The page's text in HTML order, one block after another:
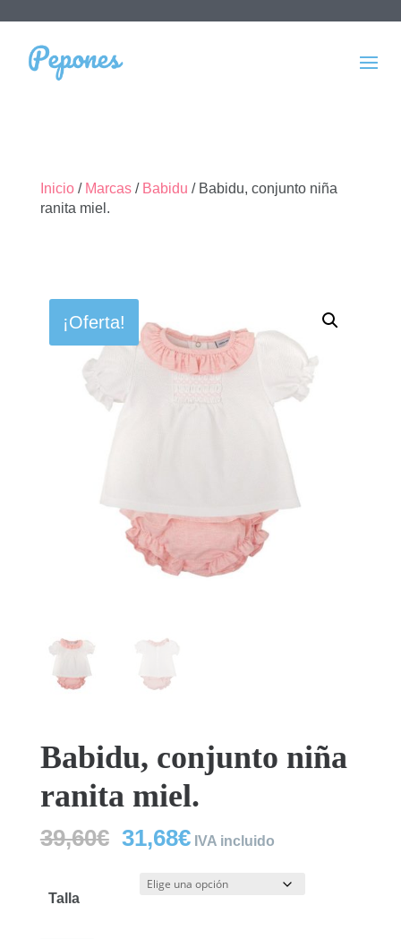
Inicio/ Marcas/ Babidu / Babidu, conjunto niña
ranita miel.
¡Oferta!
Babidu, conjunto niña
ranita miel.
39,60€ El
precio
original
era:
31,68€El
actual
es:
IVA incluido
Talla